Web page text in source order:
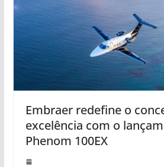
Embraer redefine o
excelência com o
Phenom 100EX